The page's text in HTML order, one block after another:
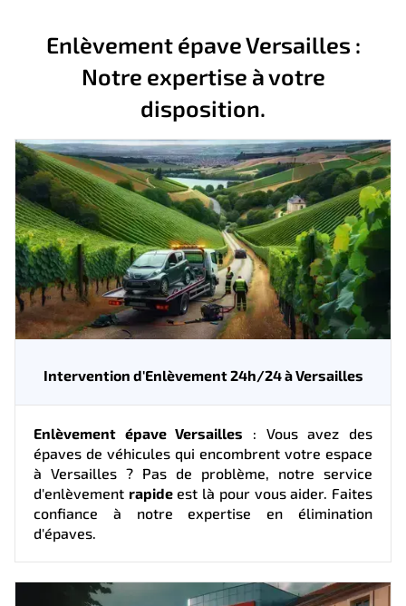
Enlèvement épave Versailles :
Notre expertise à votre
disposition.
Intervention d'Enlèvement 24h/24 à Versailles
Enlèvement épave Versailles : Vous avez des
épaves de véhicules qui encombrent votre espace
à Versailles ? Pas de problème, notre service
d'enlèvement rapideest là pour vous aider. Faites
confiance à notre expertise en élimination
d'épaves.